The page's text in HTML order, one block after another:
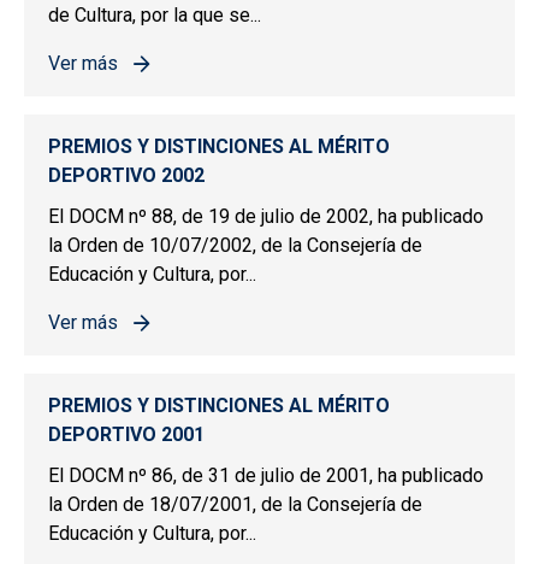
de Cultura, por la que se...
Ver más
sobre PREMIOS Y DISTINCIONES AL MÉRITO
PREMIOS Y DISTINCIONES AL MÉRITO
DEPORTIVO 2002
El DOCM nº 88, de 19 de julio de 2002, ha publicado
la Orden de 10/07/2002, de la Consejería de
Educación y Cultura, por...
Ver más
sobre PREMIOS Y DISTINCIONES AL MÉRITO
PREMIOS Y DISTINCIONES AL MÉRITO
DEPORTIVO 2001
El DOCM nº 86, de 31 de julio de 2001, ha publicado
la Orden de 18/07/2001, de la Consejería de
Educación y Cultura, por...